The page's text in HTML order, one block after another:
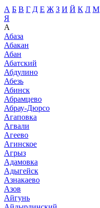
А Б В Г Д Е Ж З И Й К Л М
Я
А
Абаза
Абакан
Абан
Абатский
Абдулино
Абезь
Абинск
Абрамцево
Абрау-Дюрсо
Агаповка
Агвали
Агеево
Агинское
Агрыз
Адамовка
Адыгейск
Азнакаево
Азов
Айгунь